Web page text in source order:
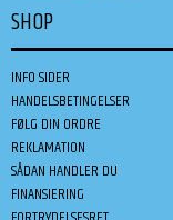
SHOP
INFO SIDER
HANDELSBETINGELSER
FØLG DIN ORDRE
REKLAMATION
SÅDAN HANDLER DU
FINANSIERING